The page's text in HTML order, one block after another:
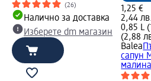
(26)
Налично за доставка
Изберете dm магазин
1,25 €
2,44 лв.
0,85 L
(2,88
Balea
сапун